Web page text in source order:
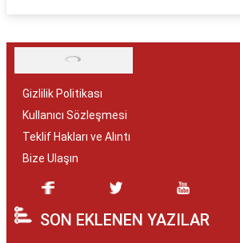
Gizlilik Politikası
Kullanıcı Sözleşmesi
Teklif Hakları ve Alıntı
Bize Ulaşın
SON EKLENEN YAZILAR